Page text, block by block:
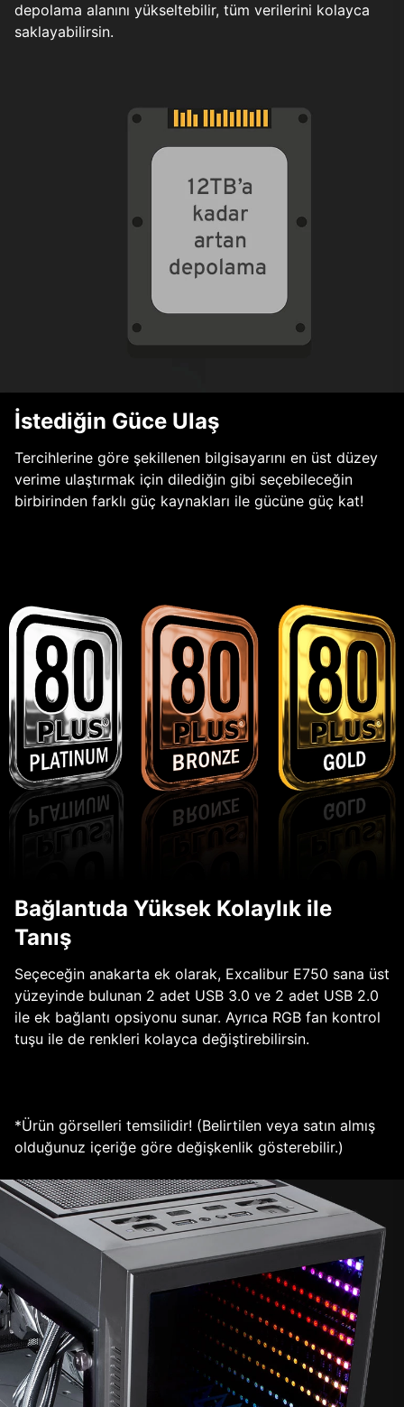
depolama alanını yükseltebilir, tüm verilerini kolayca
saklayabilirsin.
İstediğin Güce Ulaş
Tercihlerine göre şekillenen bilgisayarını en üst düzey
verime ulaştırmak için dilediğin gibi seçebileceğin
birbirinden farklı güç kaynakları ile gücüne güç kat!
Bağlantıda Yüksek Kolaylık ile
Tanış
Seçeceğin anakarta ek olarak, Excalibur E750 sana üst
yüzeyinde bulunan 2 adet USB 3.0 ve 2 adet USB 2.0
ile ek bağlantı opsiyonu sunar. Ayrıca RGB fan kontrol
tuşu ile de renkleri kolayca değiştirebilirsin.
*Ürün görselleri temsilidir! (Belirtilen veya satın almış
olduğunuz içeriğe göre değişkenlik gösterebilir.)